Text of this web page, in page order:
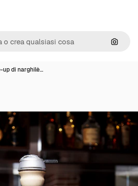
Cerca
up di narghilè…